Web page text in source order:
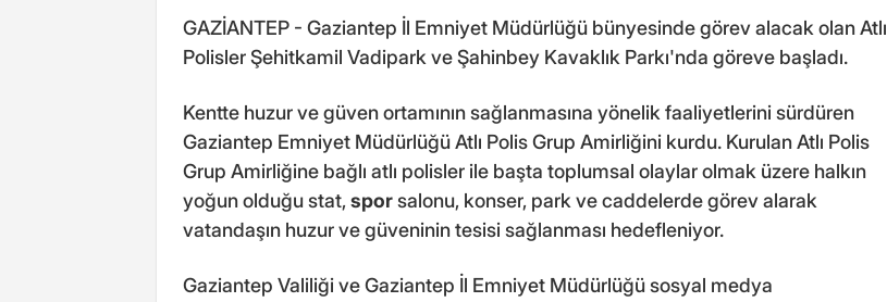
GAZİANTEP - Gaziantep İl Emniyet Müdürlüğü bünyesinde görev alacak olan Atlı
Polisler Şehitkamil Vadipark ve Şahinbey Kavaklık Parkı'nda göreve başladı.
Kentte huzur ve güven ortamının sağlanmasına yönelik faaliyetlerini sürdüren
Gaziantep Emniyet Müdürlüğü Atlı Polis Grup Amirliğini kurdu. Kurulan Atlı Polis
Grup Amirliğine bağlı atlı polisler ile başta toplumsal olaylar olmak üzere halkın
yoğun olduğu stat,sporsalonu, konser, park ve caddelerde görev alarak
vatandaşın huzur ve güveninin tesisi sağlanması hedefleniyor.
Gaziantep Valiliği ve Gaziantep İl Emniyet Müdürlüğü sosyal medya